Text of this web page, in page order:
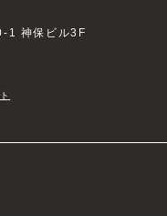
1 神保ビル3F